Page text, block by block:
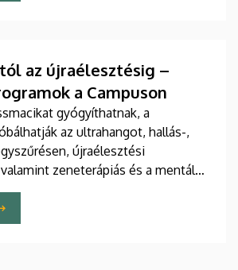
a világ egyik legrangosabb
Egyetem egyetemi tanára.
az újraélesztésig –
a Campuson
gyógyíthatnak, a
az ultrahangot, hallás-,
újraélesztési
zeneterápiás és a mentális
prevenciós foglalkozásokon
a július 22-én kezdődő Campus
Egyetem Klinikai